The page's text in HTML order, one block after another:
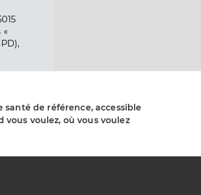
«
santé de référence, accessible
vous voulez, où vous voulez